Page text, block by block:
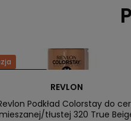
REVLON
Podkład Colorstay do
tłustej 320 True